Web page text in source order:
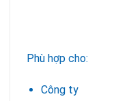
Phù hợp cho:
Công ty